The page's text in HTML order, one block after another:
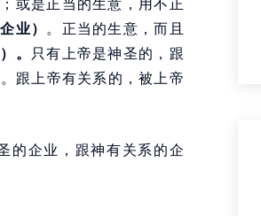
或是正当的生意，用不正
业） 。正当的生意，而且
。
只有上帝是神圣的，跟
跟上帝有关系的，被上帝
的企业，跟神有关系的企